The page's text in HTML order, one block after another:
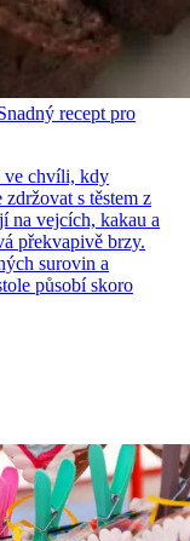
recept pro
ve chvíli, kdy
s těstem z
na vejcích, kakau a
překvapivě brzy.
surovin a
působí skoro